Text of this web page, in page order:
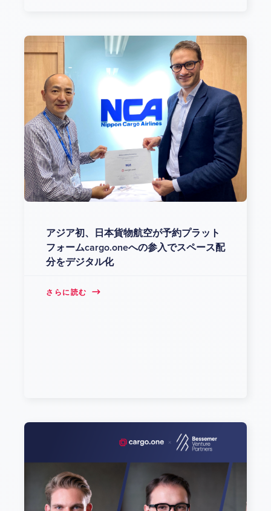
アジア初、日本貨物航空が予約プラット
フォームcargo.oneへの参入でスペース配
分をデジタル化
さらに読む